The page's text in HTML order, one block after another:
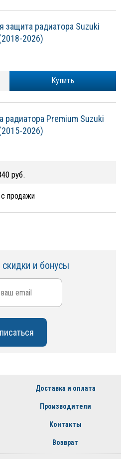
защита радиатора Suzuki
2026)
Купить
радиатора Premium Suzuki
2026)
руб.
продажи
и бонусы
Доставка и оплата
Производители
Контакты
Возврат